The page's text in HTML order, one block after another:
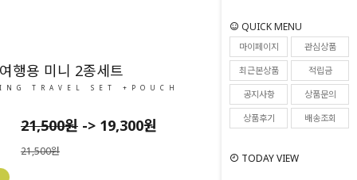
QUICK MENU
마이페이지
관심상품
최근본상품
적립금
공지사항
상품문의
상품후기
배송조회
TODAY VIEW
14
행용 미니 2종세트
TRAVEL SET +POUCH
21,500원 -> 19,300원
21,500원